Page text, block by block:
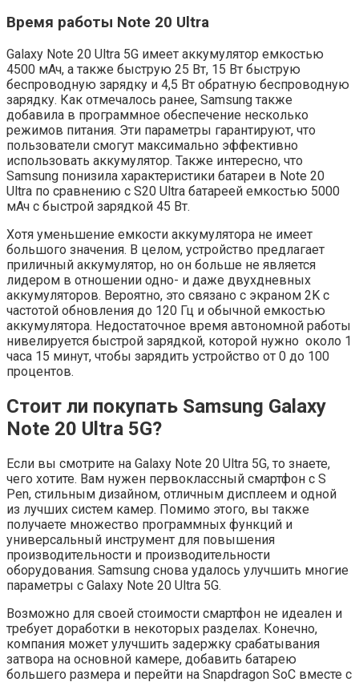
Время работы Note 20 Ultra
Galaxy Note 20 Ultra 5G имеет аккумулятор емкостью
4500 мАч, а также быструю 25 Вт, 15 Вт быструю
беспроводную зарядку и 4,5 Вт обратную беспроводную
зарядку. Как отмечалось ранее, Samsung также
добавила в программное обеспечение несколько
режимов питания. Эти параметры гарантируют, что
пользователи смогут максимально эффективно
использовать аккумулятор. Также интересно, что
Samsung понизила характеристики батареи в Note 20
Ultra по сравнению с S20 Ultra батареей емкостью 5000
мАч с быстрой зарядкой 45 Вт.
Хотя уменьшение емкости аккумулятора не имеет
большого значения. В целом, устройство предлагает
приличный аккумулятор, но он больше не является
лидером в отношении одно- и даже двухдневных
аккумуляторов. Вероятно, это связано с экраном 2K с
частотой обновления до 120 Гц и обычной емкостью
аккумулятора. Недостаточное время автономной работы
нивелируется быстрой зарядкой, которой нужно около 1
часа 15 минут, чтобы зарядить устройство от 0 до 100
процентов.
Стоит ли покупать Samsung Galaxy
Note 20 Ultra 5G?
Если вы смотрите на Galaxy Note 20 Ultra 5G, то знаете,
чего хотите. Вам нужен первоклассный смартфон с S
Pen, стильным дизайном, отличным дисплеем и одной
из лучших систем камер. Помимо этого, вы также
получаете множество программных функций и
универсальный инструмент для повышения
производительности и производительности
оборудования. Samsung снова удалось улучшить многие
параметры с Galaxy Note 20 Ultra 5G.
Возможно для своей стоимости смартфон не идеален и
требует доработки в некоторых разделах. Конечно,
компания может улучшить задержку срабатывания
затвора на основной камере, добавить батарею
большего размера и перейти на Snapdragon SoC вместе с